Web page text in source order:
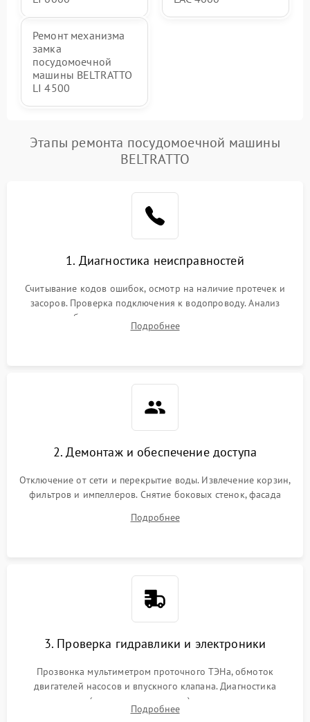
Ремонт механизма
замка
посудомоечной
машины BELTRATTO
LI 4500
Этапы ремонта посудомоечной машины
BELTRATTO
1. Диагностика неисправностей
Считывание кодов ошибок, осмотр на наличие протечек и
засоров. Проверка подключения к водопроводу. Анализ
жалоб на отсутствие слива, нагрева, вращения
разбрызгивателей или срабатывание системы защиты
Подробнее
2. Демонтаж и обеспечение доступа
Отключение от сети и перекрытие воды. Извлечение корзин,
фильтров и импеллеров. Снятие боковых стенок, фасада
циркуляционному насосу, ТЭНу и сливной помпе.
Подробнее
3. Проверка гидравлики и электроники
Прозвонка мультиметром проточного ТЭНа, обмоток
двигателей насосов и впускного клапана. Диагностика
прессостата (датчика уровня воды), датчика мутности,
концевика дверцы и электронного модуля управления.
Подробнее